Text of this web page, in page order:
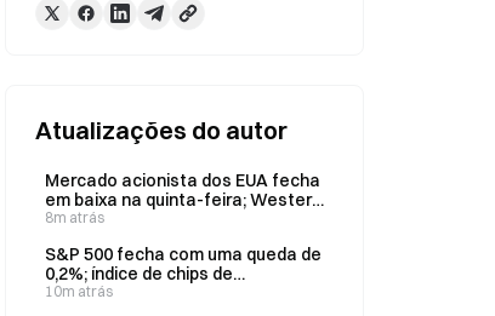
Atualizações do autor
Mercado acionista dos EUA fecha
em baixa na quinta-feira; Western
Digital recua 13%
8m atrás
S&P 500 fecha com uma queda de
0,2%; índice de chips de
armazenamento recua 3,4% em 6
10m atrás